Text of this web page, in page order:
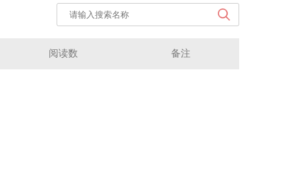
阅读数 备注